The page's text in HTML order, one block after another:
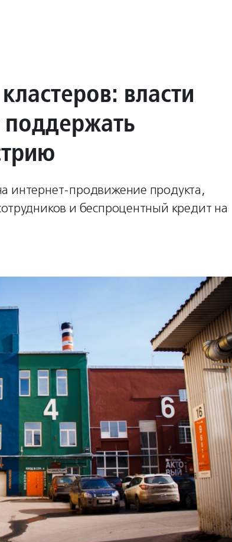
власти
интернет-продвижение продукта,
и беспроцентный кредит на